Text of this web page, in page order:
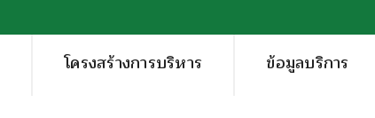
โครงสร้างการบริหาร ข้อมูลบริการ